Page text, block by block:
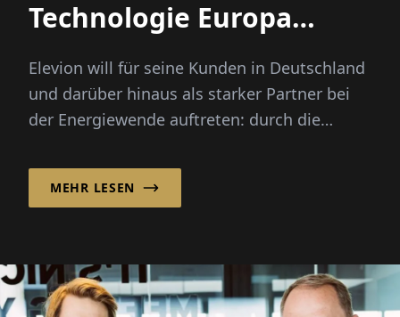
Technologie Europa
Elevion will für seine Kunden in Deutschland
und darüber hinaus als starker Partner bei
der Energiewende auftreten: durch die
MEHR LESEN